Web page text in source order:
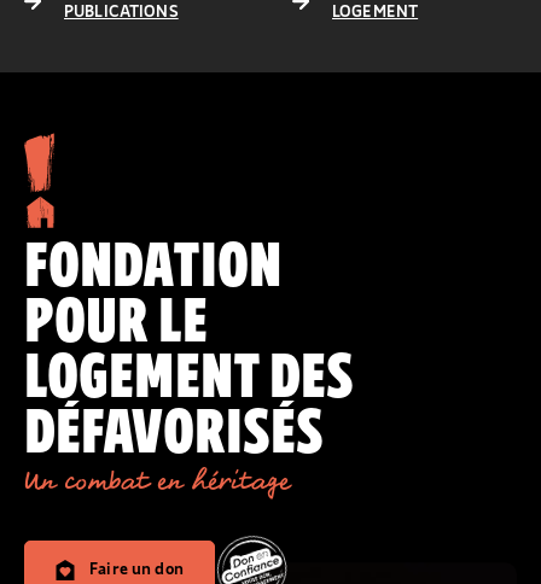
PUBLICATIONS
LOGEMENT
FONDATION
POUR LE
LOGEMENT DES
DÉFAVORISÉS
Un combat en héritage
Faire un don